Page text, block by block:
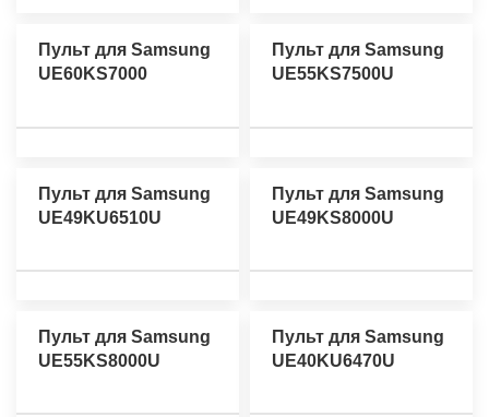
Пульт для Samsung
UE60KS7000
Пульт для Samsung
UE55KS7500U
Пульт для Samsung
UE49KU6510U
Пульт для Samsung
UE49KS8000U
Пульт для Samsung
UE55KS8000U
Пульт для Samsung
UE40KU6470U